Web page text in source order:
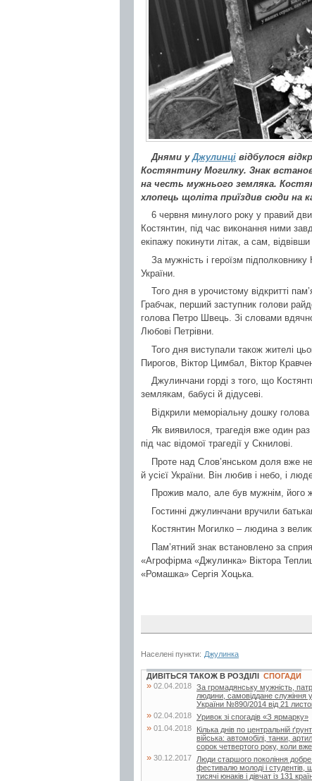
Днями у Джулинці відбулося
Костянтину Могилку. Знак
на честь мужнього земляка.
хлопець щоліта приїздив сюди на
6 червня минулого року у правий
Костянтин, під час виконання ними
екіпажу покинути літак, а сам,
За мужність і героїзм
України.
Того дня в урочистому відкритті
Грабчак, перший заступник голови
голова Петро Швець. Зі словами
Любові Петрівни.
Того дня виступали також жителі
Пирогов, Віктор Цимбал, Віктор
Джулинчани горді з того, що
землякам, бабусі й дідусеві.
Відкрили меморіальну дошку
Як виявилося, трагедія вже один
під час відомої трагедії у Скнилові.
Проте над Слов’янськом доля вже
й усієї України. Він любив і небо, і
Прожив мало, але був мужнім, його
Гостинні джулинчани вручили
Костянтин Могилко – людина з
Пам’ятний знак встановлено за
«Агрофірма «Джулинка» Віктора
«Ромашка» Сергія Хоцька.
Населені пункти: Джулинка
ДИВІТЬСЯ ТАКОЖ В РОЗДІЛІ СПОГАДИ
» 02.04.2018 За громадянську мужність,
людини, самовіддане служіння
України №890/2014 від 21
» 02.04.2018 Уривок зі спогадів «З ярмарку»
» 01.04.2018
Кілька днів по центральній
війська: автомобілі, танки,
сорок четвертого року, коли
» 30.12.2017
Люди старшого покоління добре
фестивалю молоді і студентів,
тисячі юнаків і дівчат із 131